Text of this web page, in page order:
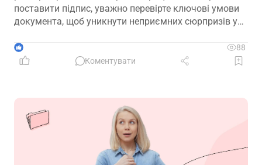
поставити підпис, уважно перевірте ключові умови
документа, щоб уникнути неприємних сюрпризів у
1
88
Коментувати